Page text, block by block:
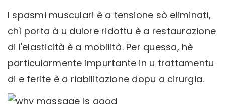
I spasmi musculari è a tensione sò eliminati,
chì porta à u dulore ridottu è a restaurazione
di l'elasticità è a mobilità. Per quessa, hè
particularmente impurtante in u trattamentu
di e ferite è a riabilitazione dopu a cirurgia.